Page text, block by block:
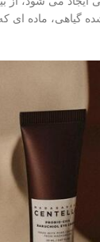
گیاهی، ماده